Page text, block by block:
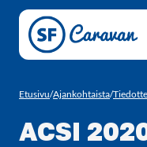
Siirry sivun sisältöön
Etusivu/Ajankohtaista/
ACSI